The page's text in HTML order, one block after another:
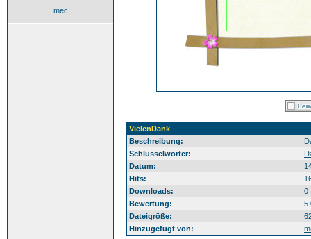
mec
VielenDank
Beschreibung:
Schlüsselwörter:
Datum:
Hits:
Downloads:
0
Bewertung:
Dateigröße:
Hinzugefügt von: